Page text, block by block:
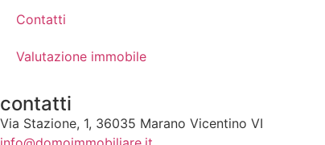
Contatti
Valutazione immobile
contatti
Via Stazione, 1, 36035 Marano Vicentino VI